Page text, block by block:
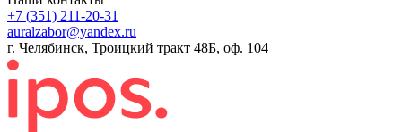
+7 (351) 211-20-31
auralzabor@yandex.ru
г. Челябинск, Троицкий тракт 48Б, оф. 104